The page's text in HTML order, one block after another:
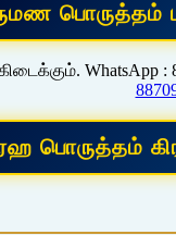
WhatsApp :